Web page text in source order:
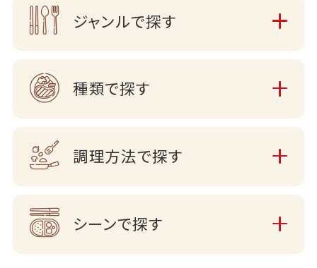
ジャンルで探す
種類で探す
調理方法で探す
シーンで探す